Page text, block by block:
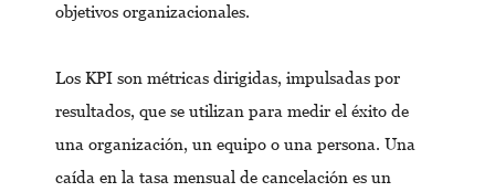
objetivos organizacionales.
Los KPI son métricas dirigidas, impulsadas por
resultados, que se utilizan para medir el éxito de
una organización, un equipo o una persona. Una
caída en la tasa mensual de cancelación es un